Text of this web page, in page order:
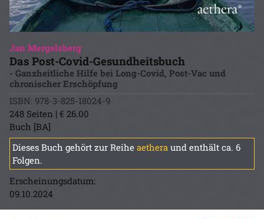
Jan Mergelsberg
Das Post-Covid-Gesundheitsbuch
- Ganzheitliche Hilfe bei Long-Covid, Post-Vac und
chronischer Erschöpfung
ISBN: 978-3-825-18024-9
248 Seiten | € 26.00
Buch [BA]
Dieses Buch gehört zur Reihe aethera und enthält ca. 6
Folgen.
Erscheinungsdatum:
09.10.2024